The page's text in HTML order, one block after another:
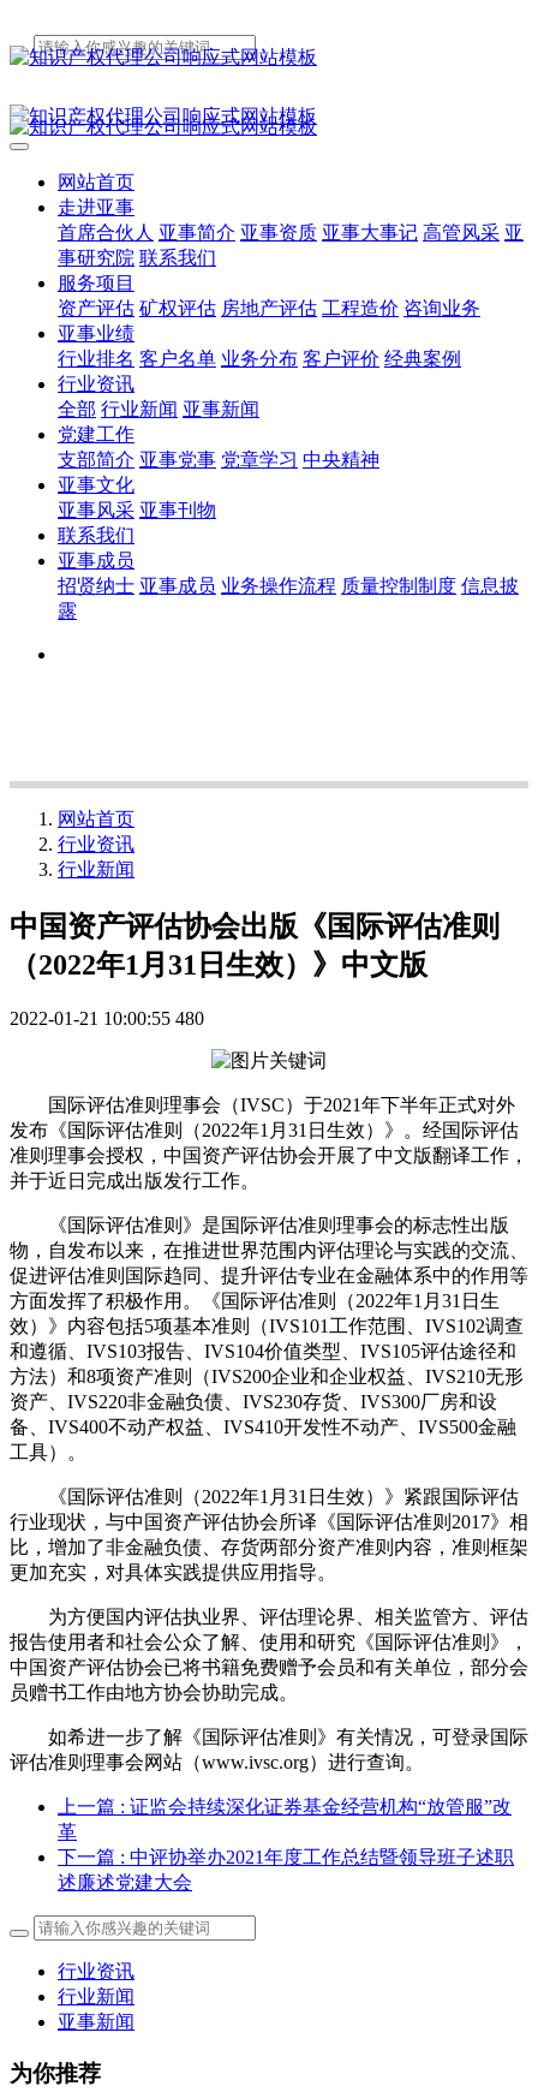
网站首页
走进亚事
首席合伙人 亚事简介 亚事资质 亚事大事记 高管风采 亚
事研究院 联系我们
服务项目
资产评估 矿权评估 房地产评估 工程造价 咨询业务
亚事业绩
行业排名 客户名单 业务分布 客户评价 经典案例
行业资讯
全部 行业新闻 亚事新闻
党建工作
支部简介 亚事党事 党章学习 中央精神
亚事文化
亚事风采 亚事刊物
联系我们
亚事成员
招贤纳士 亚事成员 业务操作流程 质量控制制度 信息披
露
网站首页
行业资讯
行业新闻
中国资产评估协会出版《国际评估准则
（2022年1月31日生效）》中文版
2022-01-21 10:00:55 480
国际评估准则理事会（IVSC）于2021年下半年正式对外
发布《国际评估准则（2022年1月31日生效）》。经国际评估
准则理事会授权，中国资产评估协会开展了中文版翻译工作，
并于近日完成出版发行工作。
《国际评估准则》是国际评估准则理事会的标志性出版
物，自发布以来，在推进世界范围内评估理论与实践的交流、
促进评估准则国际趋同、提升评估专业在金融体系中的作用等
方面发挥了积极作用。《国际评估准则（2022年1月31日生
效）》内容包括5项基本准则（IVS101工作范围、IVS102调查
和遵循、IVS103报告、IVS104价值类型、IVS105评估途径和
方法）和8项资产准则（IVS200企业和企业权益、IVS210无形
资产、IVS220非金融负债、IVS230存货、IVS300厂房和设
备、IVS400不动产权益、IVS410开发性不动产、IVS500金融
工具）。
《国际评估准则（2022年1月31日生效）》紧跟国际评估
行业现状，与中国资产评估协会所译《国际评估准则2017》相
比，增加了非金融负债、存货两部分资产准则内容，准则框架
更加充实，对具体实践提供应用指导。
为方便国内评估执业界、评估理论界、相关监管方、评估
报告使用者和社会公众了解、使用和研究《国际评估准则》，
中国资产评估协会已将书籍免费赠予会员和有关单位，部分会
员赠书工作由地方协会协助完成。
如希进一步了解《国际评估准则》有关情况，可登录国际
评估准则理事会网站（www.ivsc.org）进行查询。
上一篇 : 证监会持续深化证券基金经营机构“放管服”改
革
下一篇 : 中评协举办2021年度工作总结暨领导班子述职
述廉述党建大会
行业资讯
行业新闻
亚事新闻
为你推荐